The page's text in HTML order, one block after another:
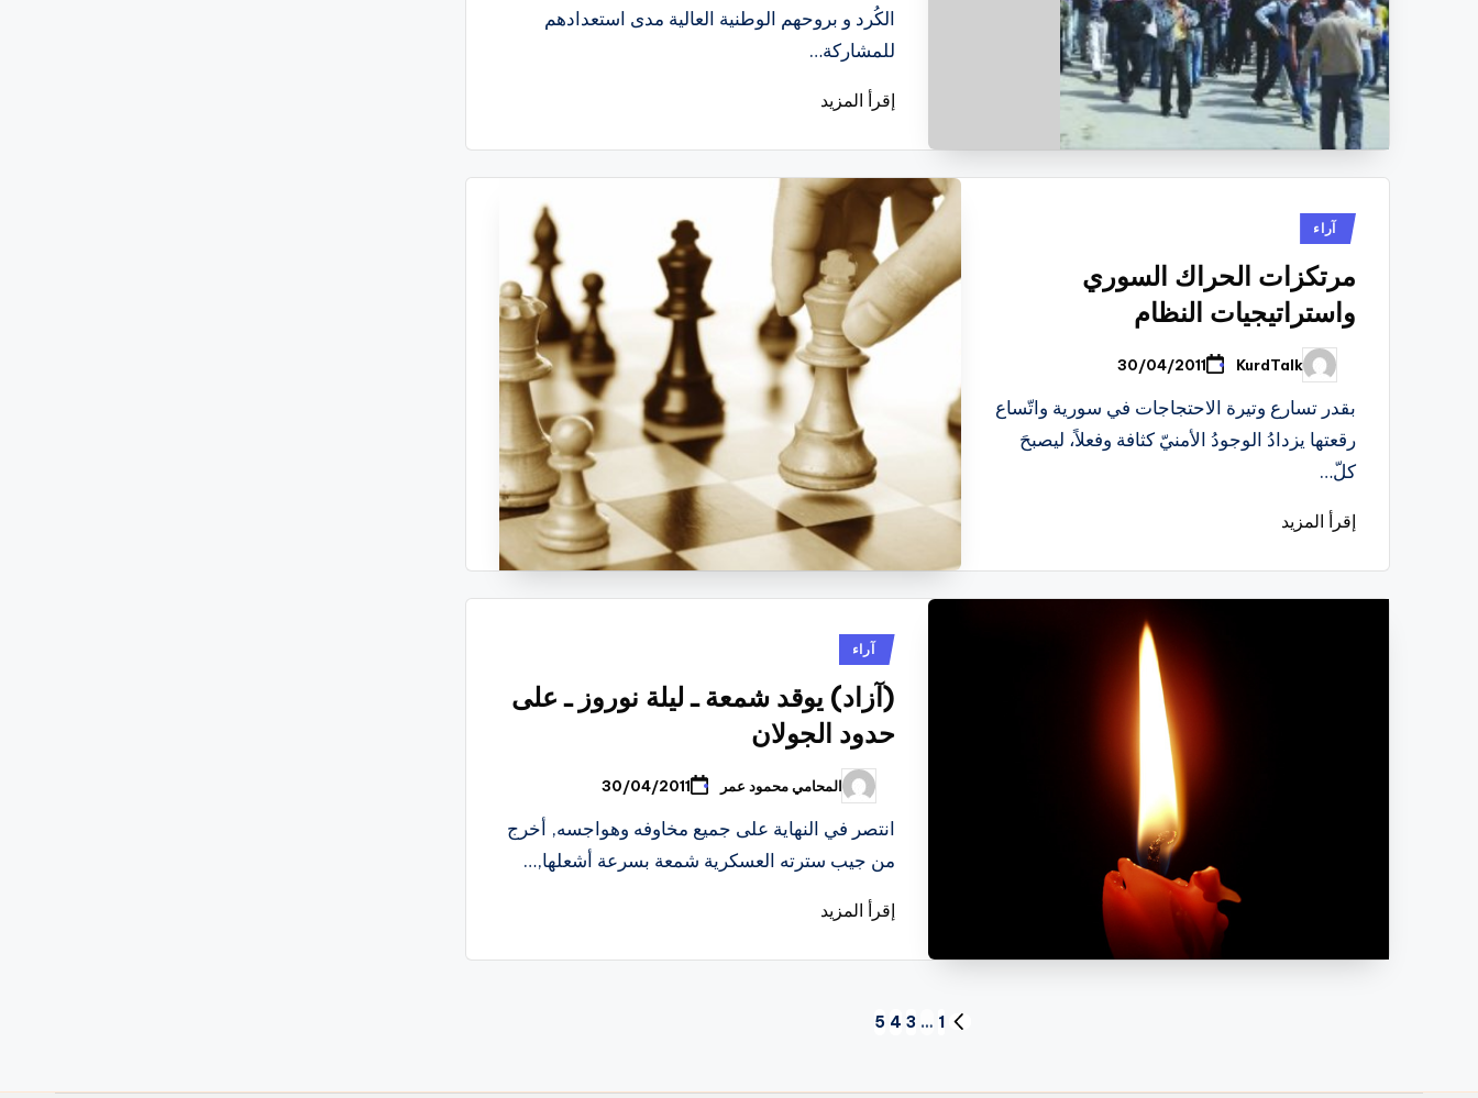
الكُرد و بروحهم الوطنية العالية مدى استعدادهم
للمشاركة…
إقرأ المزيد
نُشرآراء
مرتكزات الحراك السوري
واستراتيجيات النظام
تمّ
النشر
بواسطة
KurdTalk
30/04/2011
بقدر تسارع وتيرة الاحتجاجات في سورية واتّساع
رقعتها يزدادُ الوجودُ الأمنيّ كثافة وفعلاً، ليصبحَ
كلّ…
إقرأ المزيد
نُشر
في
آراء
(آزاد) يوقد شمعة ـ ليلة نوروز ـ على
حدود الجولان
تمّ
النشر
بواسطة
المحامي محمود عمر 30/04/2011
انتصر في النهاية على جميع مخاوفه وهواجسه, أخرج
من جيب سترته العسكرية شمعة بسرعة أشعلها,…
إقرأ المزيد
pagination
الصفحة
1
…
3
4
5